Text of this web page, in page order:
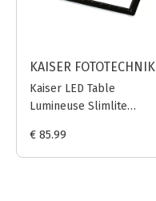
KAISER FOTOTECHNIK
Kaiser LED Table
Lumineuse Slimlite
6.3 in.)
€ 85.99